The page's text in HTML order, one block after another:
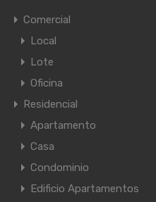
Comercial
Local
Lote
Oficina
Residencial
Apartamento
Casa
Condominio
Edificio Apartamentos